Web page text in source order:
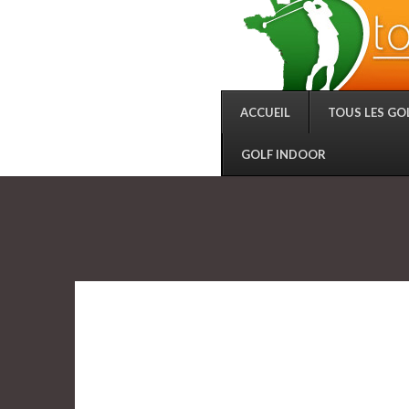
ACCUEIL TOUS LES
GOLF INDOOR